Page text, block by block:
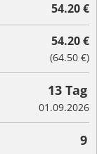
54.20 €
54.20 €
(64.50 €)
13 Tag
01.09.2026
9